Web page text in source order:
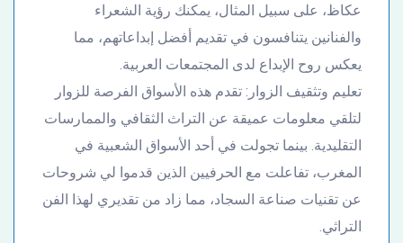
عكاظ، على سبيل المثال، يمكنك رؤية الشعراء
والفنانين يتنافسون في تقديم أفضل إبداعاتهم، مما
يعكس روح الإبداع لدى المجتمعات العربية.
تعليم وتثقيف الزوار: تقدم هذه الأسواق الفرصة للزوار
لتلقي معلومات عميقة عن التراث الثقافي والممارسات
التقليدية. بينما تجولت في أحد الأسواق الشعبية في
المغرب، تفاعلت مع الحرفيين الذين قدموا لي شروحات
عن تقنيات صناعة السجاد، مما زاد من تقديري لهذا الفن
التراثي.